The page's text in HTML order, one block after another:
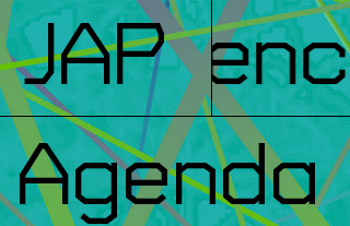
JAP
Agenda